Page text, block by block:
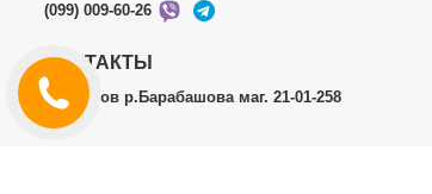
(099) 009-60-26
КОНТАКТЫ
г.Харьков р.Барабашова маг. 21-01-258